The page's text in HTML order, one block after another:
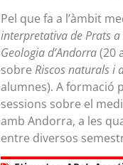
Pel que fa a l’àmbit
interpretativa de Prats
Geologia d’Andorra(20
sobre Riscos naturals i
alumnes). A formació
sessions sobre el
amb Andorra, a les
entre diversos